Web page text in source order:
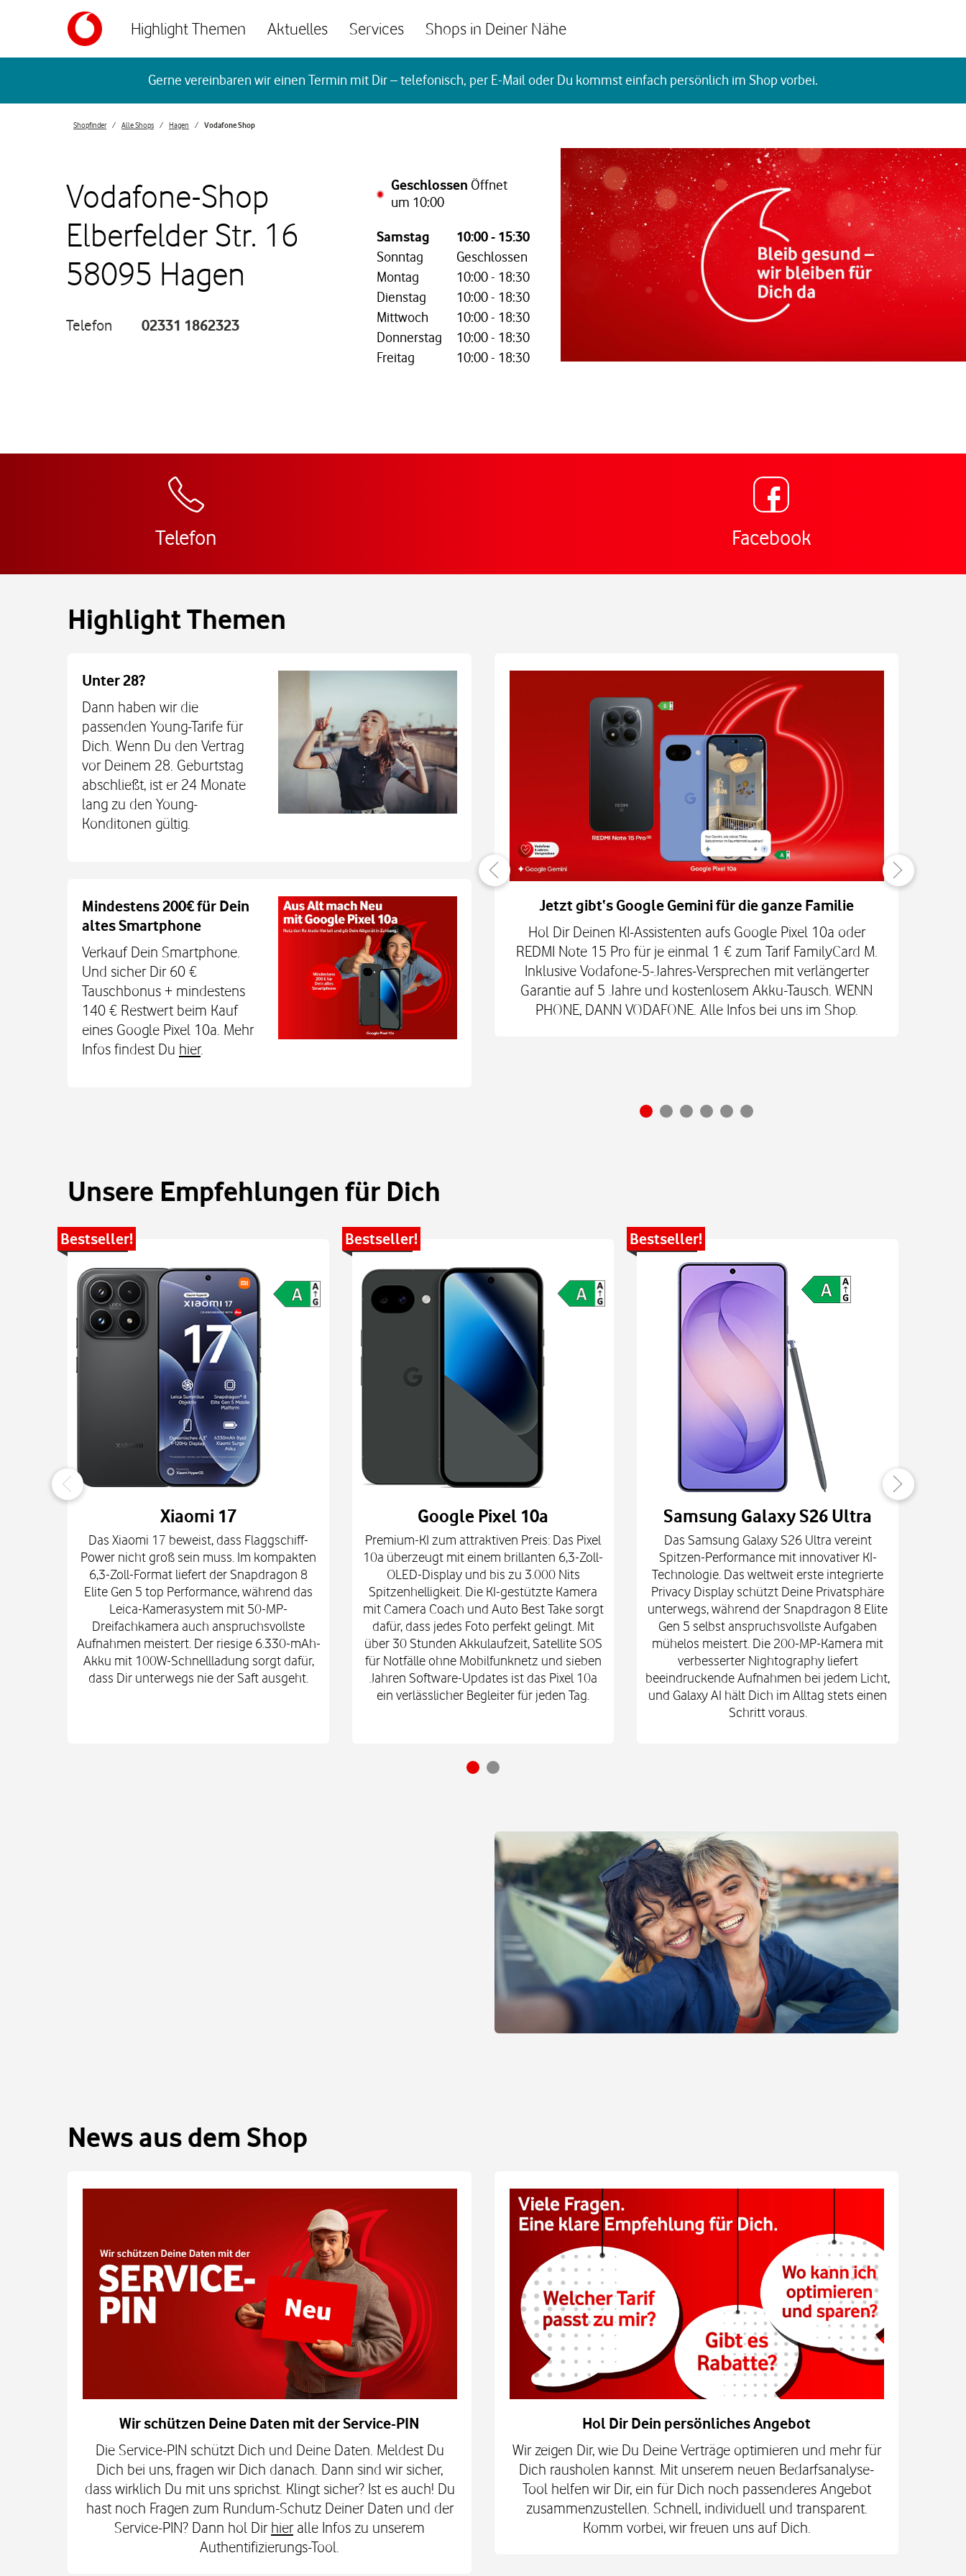
Highlight Themen Aktuelles Services Shops in Deiner Nähe
Gerne vereinbaren wir einen Termin mit Dir – telefonisch, per E-Mail oder Du kommst einfach persönlich im Shop vorbei.
Shopfinder Alle Shops Hagen Vodafone Shop
Vodafone-Shop
Elberfelder Str. 16
58095 Hagen
Telefon 02331 1862323
Geschlossen Öffnet
um 10:00
Wochentag, Öffnungszeiten
Samstag 10:00- 15:30
Sonntag
Geschlossen
Montag
10:00- 18:30
Dienstag
10:00- 18:30
Mittwoch
10:00- 18:30
Donnerstag
10:00- 18:30
Freitag
10:00- 18:30
Telefon Facebook
Highlight Themen
Unter 28?
Dann haben wir die
passenden Young-Tarife für
Dich. Wenn Du den Vertrag
vor Deinem 28. Geburtstag
abschließt, ist er 24 Monate
lang zu den Young-
Konditonen gültig.
Mindestens 200€ für Dein
altes Smartphone
Verkauf Dein Smartphone.
Und sicher Dir 60 €
Tauschbonus + mindestens
140 € Restwert beim Kauf
eines Google Pixel 10a. Mehr
Infos findest Du hier.
Auch auf dem Schulweg immer verbunden
Dein Kind bleibt unterwegs auch ohne Smartphone mit
Sicherheit erreichbar. Mit der Xplora X6Play 2nd Gen. oder der
TCL MT48X Smartwatch für je einmal 1 € zum Smart Tech M.
Den Tarif gibt's jetzt 3 Monate für 0 € und danach für mtl. 9,99
€. Alle Infos bei uns im Shop.
Jetzt gibt‘s Google Gemini für die ganze Familie
Hol Dir Deinen KI-Assistenten aufs Google Pixel 10a oder
REDMI Note 15 Pro für je einmal 1 € zum Tarif FamilyCard M.
Inklusive Vodafone-5-Jahres-Versprechen mit verlängerter
Garantie auf 5 Jahre und kostenlosem Akku-Tausch. WENN
PHONE, DANN VODAFONE. Alle Infos bei uns im Shop.
Unsere Empfehlungen für Dich
Bestseller!
Xiaomi 17
Das Xiaomi 17 beweist, dass Flaggschiff-
Power nicht groß sein muss. Im kompakten
6,3-Zoll-Format liefert der Snapdragon 8
Elite Gen 5 top Performance, während das
Leica-Kamerasystem mit 50-MP-
Dreifachkamera auch anspruchsvollste
Aufnahmen meistert. Der riesige 6.330-mAh-
Akku mit 100W-Schnellladung sorgt dafür,
dass Dir unterwegs nie der Saft ausgeht.
Bestseller!
Google Pixel 10a
Premium-KI zum attraktiven Preis: Das Pixel
10a überzeugt mit einem brillanten 6,3-Zoll-
OLED-Display und bis zu 3.000 Nits
Spitzenhelligkeit. Die KI-gestützte Kamera
mit Camera Coach und Auto Best Take sorgt
dafür, dass jedes Foto perfekt gelingt. Mit
über 30 Stunden Akkulaufzeit, Satellite SOS
für Notfälle ohne Mobilfunknetz und sieben
Jahren Software-Updates ist das Pixel 10a
ein verlässlicher Begleiter für jeden Tag.
Bestseller!
Samsung Galaxy S26 Ultra
Das Samsung Galaxy S26 Ultra vereint
Spitzen-Performance mit innovativer KI-
Technologie. Das weltweit erste integrierte
Privacy Display schützt Deine Privatsphäre
unterwegs, während der Snapdragon 8 Elite
Gen 5 selbst anspruchsvollste Aufgaben
mühelos meistert. Die 200-MP-Kamera mit
verbesserter Nightography liefert
beeindruckende Aufnahmen bei jedem Licht,
und Galaxy AI hält Dich im Alltag stets einen
Schritt voraus.
News aus dem Shop
Wir schützen Deine Daten mit der Service-PIN
Die Service-PIN schützt Dich und Deine Daten. Meldest Du
Dich bei uns, fragen wir Dich danach. Dann sind wir sicher,
dass wirklich Du mit uns sprichst. Klingt sicher? Ist es auch! Du
hast noch Fragen zum Rundum-Schutz Deiner Daten und der
Service-PIN? Dann hol Dir hieralle Infos zu unserem
Authentifizierungs-Tool.
Hol Dir Dein persönliches Angebot
Wir zeigen Dir, wie Du Deine Verträge optimieren und mehr für
Dich rausholen kannst. Mit unserem neuen Bedarfsanalyse-
Tool helfen wir Dir, ein für Dich noch passenderes Angebot
zusammenzustellen. Schnell, individuell und transparent.
Komm vorbei, wir freuen uns auf Dich.